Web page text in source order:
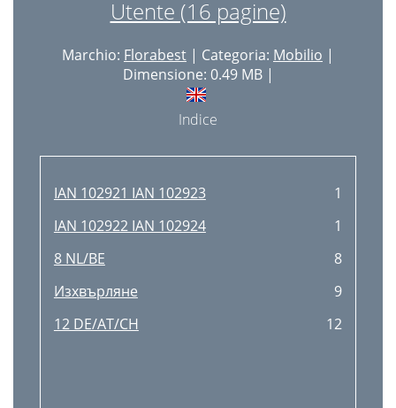
Utente (16 pagine)
Marchio: Florabest | Categoria: Mobilio |
Dimensione: 0.49 MB |
Indice
IAN 102921 IAN 102923
1
IAN 102922 IAN 102924
1
8 NL/BE
8
Изхвърляне
9
12 DE/AT/CH
12